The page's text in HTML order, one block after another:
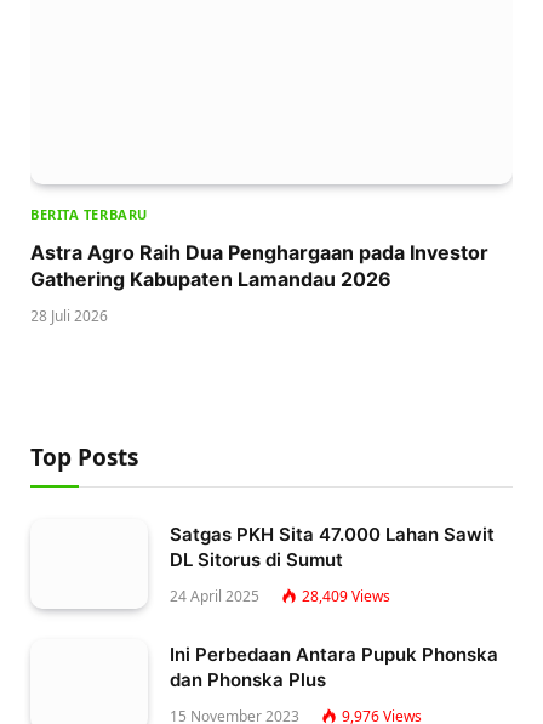
BERITA TERBARU
Astra Agro Raih Dua Penghargaan pada Investor
Gathering Kabupaten Lamandau 2026
28 Juli 2026
Top Posts
Satgas PKH Sita 47.000 Lahan Sawit
DL Sitorus di Sumut
24 April 2025 28,409Views
Ini Perbedaan Antara Pupuk Phonska
dan Phonska Plus
15 November 2023 9,976Views